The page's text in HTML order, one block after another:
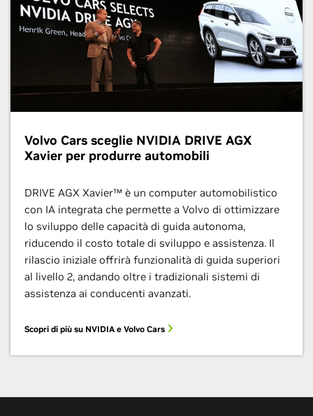
Volvo Cars sceglie NVIDIA DRIVE AGX
Xavier per produrre automobili
DRIVE AGX Xavier™ è un computer automobilistico
con IA integrata che permette a Volvo di ottimizzare
lo sviluppo delle capacità di guida autonoma,
riducendo il costo totale di sviluppo e assistenza. Il
rilascio iniziale offrirà funzionalità di guida superiori
al livello 2, andando oltre i tradizionali sistemi di
assistenza ai conducenti avanzati.
Scopri di più su NVIDIA e Volvo Cars